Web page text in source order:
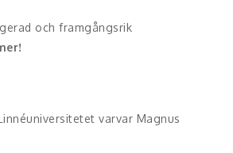
och framgångsrik
varvar Magnus